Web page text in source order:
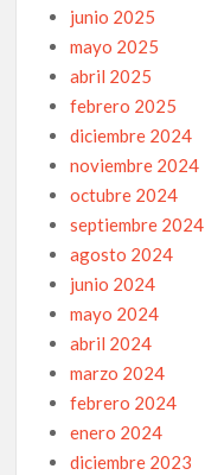
junio 2025
mayo 2025
abril 2025
febrero 2025
diciembre 2024
noviembre 2024
octubre 2024
septiembre 2024
agosto 2024
junio 2024
mayo 2024
abril 2024
marzo 2024
febrero 2024
enero 2024
diciembre 2023